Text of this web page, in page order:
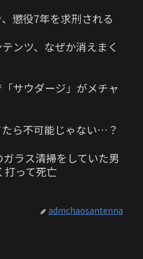
懲役7年を求刑される
ンツ、なぜか消えまく
サウダージ」がメチャ
ら不可能じゃない…？
ラス清掃をしていた男
って死亡
admchaosantenna